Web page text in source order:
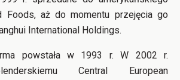
Foods, aż do momentu przejęcia go
International Holdings.
powstała w 1993 r. W 2002 r.
Central European